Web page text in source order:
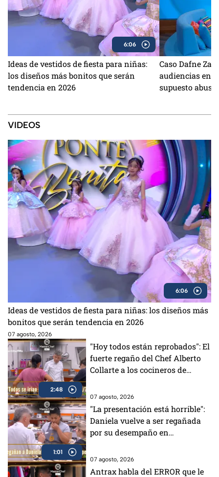
6:06
Ideas de vestidos de fiesta para niñas:
los diseños más bonitos que serán
tendencia en 2026
Caso Dafne
audiencias en
supuesto abuso
VIDEOS
6:06
Ideas de vestidos de fiesta para niñas: los diseños más
bonitos que serán tendencia en 2026
07 agosto, 2026
2:48
"Hoy todos están reprobados": El
fuerte regaño del Chef Alberto
Collarte a los cocineros de
07 agosto, 2026
1:01
"La presentación está horrible":
Daniela vuelve a ser regañada
por su desempaño en
07 agosto, 2026
Antrax habla del ERROR que le